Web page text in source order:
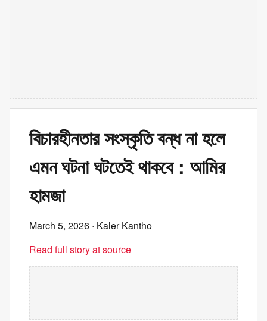
বিচারহীনতার সংস্কৃতি বন্ধ না হলে
এমন ঘটনা ঘটতেই থাকবে : আমির
হামজা
March 5, 2026 · Kaler Kantho
Read full story at source